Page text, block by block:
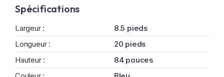
Spécifications
Largeur :
8.5 pieds
Longueur :
20 pieds
Hauteur :
84 pouces